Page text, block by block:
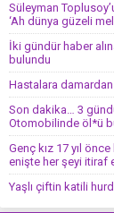
Süleyman
‘Ah dünya güzeli
İki gündür haber
bulundu
Hastalara damardan
Son dakika… 3
Otomobilinde öl*ü
Genç kız 17 yıl
enişte her şeyi itiraf
Yaşlı çiftin katili